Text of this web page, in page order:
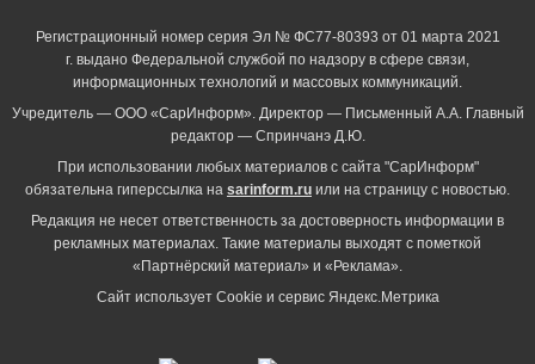
Регистрационный номер серия Эл № ФС77-80393 от 01 марта 2021
г. выдано Федеральной службой по надзору в сфере связи,
информационных технологий и массовых коммуникаций.
Учредитель — ООО «СарИнформ». Директор — Письменный А.А. Главный
редактор — Спринчанэ Д.Ю.
При использовании любых материалов с сайта "СарИнформ"
обязательна гиперссылка на sarinform.ru или на страницу с новостью.
Редакция не несет ответственность за достоверность информации в
рекламных материалах. Такие материалы выходят с пометкой
«Партнёрский материал» и «Реклама».
Сайт использует Cookie и сервиc Яндекс.Метрика